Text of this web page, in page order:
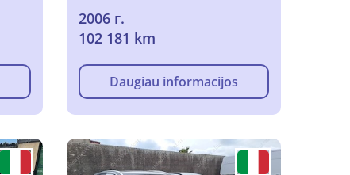
2006 г.
102 181 km
Daugiau informacijos